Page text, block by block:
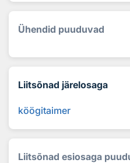
Ühendid puuduvad
Liitsõnad järelosaga
köögitaimer
Liitsõnad esiosaga